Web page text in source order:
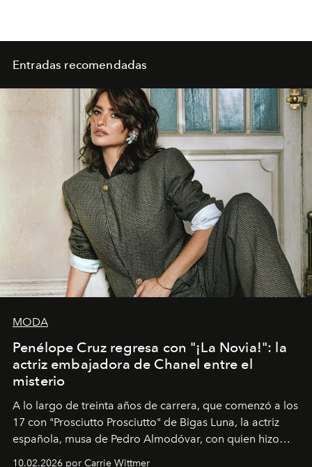
Entradas recomendadas
MODA
Penélope Cruz regresa con "¡La Novia!": la
actriz embajadora de Chanel entre el
misterio
A lo largo de treinta años de carrera, que comenzó a los
17 con "Prosciutto Prosciutto" de Bigas Luna, la actriz
española, musa de Pedro Almodóvar, con quien hizo
10.02.2026 por Carrie Wittmer